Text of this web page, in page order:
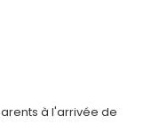
à l'arrivée de